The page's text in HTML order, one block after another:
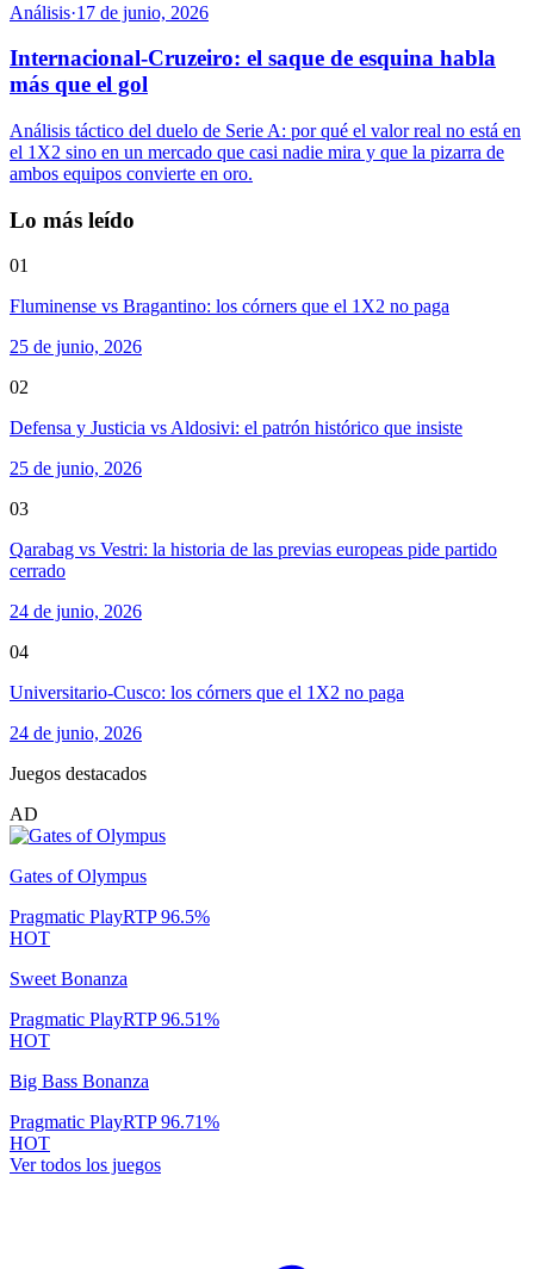
Análisis·17 de junio, 2026
Internacional-Cruzeiro: el saque de esquina habla
más que el gol
Análisis táctico del duelo de Serie A: por qué el valor real no está en
el 1X2 sino en un mercado que casi nadie mira y que la pizarra de
ambos equipos convierte en oro.
Lo más leído
01
Fluminense vs Bragantino: los córners que el 1X2 no paga
25 de junio, 2026
02
Defensa y Justicia vs Aldosivi: el patrón histórico que insiste
25 de junio, 2026
03
Qarabag vs Vestri: la historia de las previas europeas pide partido
cerrado
24 de junio, 2026
04
Universitario-Cusco: los córners que el 1X2 no paga
24 de junio, 2026
Juegos destacados
AD
Gates of Olympus
Pragmatic PlayRTP96.5%
HOT
Sweet Bonanza
Pragmatic PlayRTP96.51%
HOT
Big Bass Bonanza
Pragmatic PlayRTP96.71%
HOT
Ver todos los juegos